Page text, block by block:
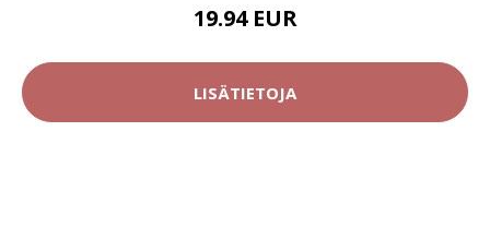
19.94 EUR
LISÄTIETOJA